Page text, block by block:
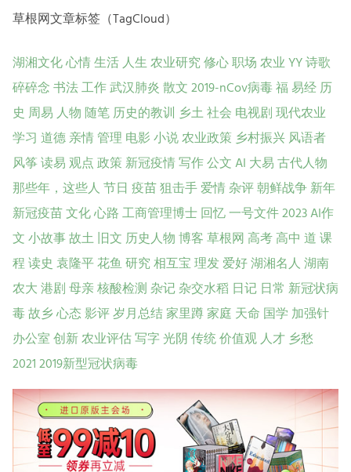
草根网文章标签（TagCloud）
湖湘文化心情生活人生农业研究修心职场农业YY诗歌
碎碎念书法工作武汉肺炎散文2019-nCov病毒福易经历
史 周易人物随笔历史的教训 乡土社会 电视剧现代农业
学习 道德亲情管理电影小说农业政策乡村振兴风语者
风筝读易观点政策新冠疫情写作公文AI 大易古代人物
那些年，这些人节日 疫苗狙击手爱情杂评朝鲜战争新年
新冠疫苗文化心路工商管理博士回忆一号文件2023AI作
文小故事故土旧文 历史人物博客草根网高考高中 道课
程读史袁隆平花鱼研究相互宝理发爱好湖湘名人湖南
农大港剧母亲核酸检测杂记杂交水稻 日记 日常 新冠状病
毒故乡心态影评岁月总结家里蹲家庭 天命 国学 加强针
办公室创新农业评估写字光阴传统价值观人才乡愁
20212019新型冠状病毒